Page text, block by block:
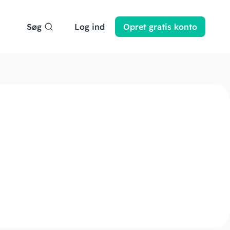
Søg Log ind Opret gratis konto